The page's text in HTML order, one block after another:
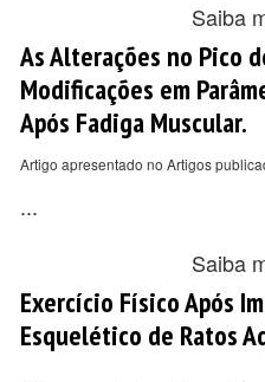
Saiba
As Alterações no Pico
Modificações em
Após Fadiga Muscular.
Artigo apresentado no Artigos
...
Saiba
Exercício Físico Após
Esquelético de Ratos